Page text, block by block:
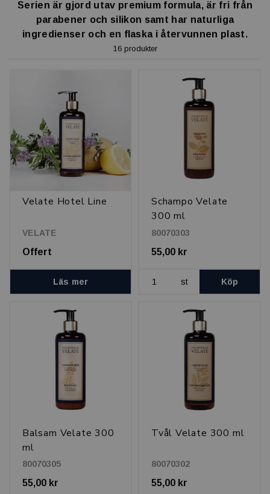
Serien är gjord utav premium formula, är fri från
parabener och silikon samt har naturliga
ingredienser och en flaska i återvunnen plast.
16 produkter
Velate Hotel Line
VELATE
Offert
Läs mer
Schampo Velate
300 ml
80070303
55,00 kr
st Köp
Balsam Velate 300
ml
80070305
55,00 kr
Tvål Velate 300 ml
80070302
55,00 kr